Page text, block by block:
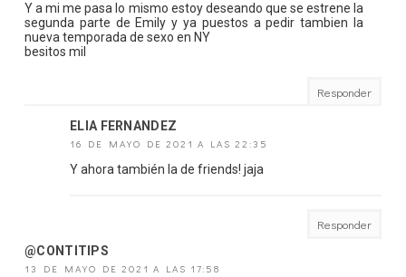
Y a mi me pasa lo mismo estoy deseando que se estrene la
segunda parte de Emily y ya puestos a pedir tambien la
nueva temporada de sexo en NY
besitos mil
Responder
ELIA FERNANDEZ
16 DE MAYO DE 2021 A LAS 22:35
Y ahora también la de friends! jaja
Responder
@CONTITIPS
13 DE MAYO DE 2021 A LAS 17:58